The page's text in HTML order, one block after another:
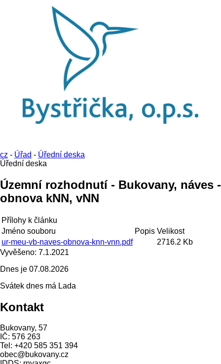
cz - Úřad - Úřední deska
Úřední deska
Územní rozhodnutí - Bukovany, náves -
obnova kNN, vNN
Přílohy k článku
Jméno souboru
Popis Velikost
ur-meu-vb-naves-obnova-knn-vnn.pdf
2716.2 Kb
Vyvěšeno: 7.1.2021
Dnes je 07.08.2026
Svátek dnes má Lada
Kontakt
Bukovany, 57
IČ: 576 263
Tel: +420 585 351 394
obec@bukovany.cz